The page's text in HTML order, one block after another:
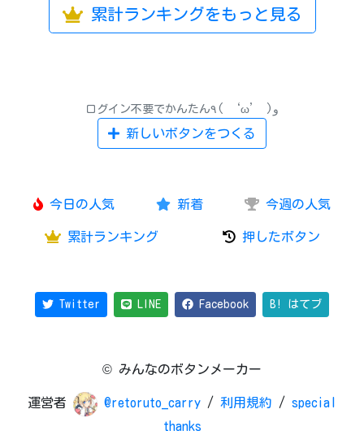
累計ランキングをもっと見る
ログイン不要でかんたん٩( ‘ω’ )و
新しいボタンをつくる
今日の人気 新着 今週の人気
累計ランキング 押したボタン
Twitter LINE Facebook B! はてブ
© みんなのボタンメーカー
運営者 @retoruto_carry / 利用規約 / special
thanks